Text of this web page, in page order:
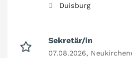
Duisburg
Sekretär/in
07.08.2026,